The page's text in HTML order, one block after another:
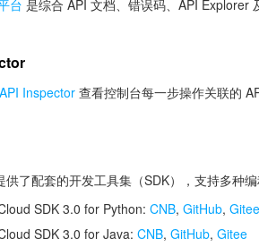
台 是综合 API 文档、错误码、API Explorer
API Inspector 查看控制台每一步操作关联的
供了配套的开发工具集（SDK），支持多种编
SDK 3.0 for Python: CNB, GitHub, Gitee
SDK 3.0 for Java: CNB, GitHub, Gitee